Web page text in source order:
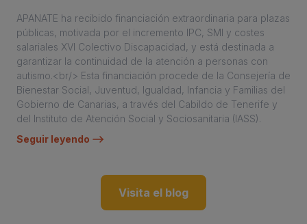
APANATE ha recibido financiación extraordinaria para plazas
públicas, motivada por el incremento IPC, SMI y costes
salariales XVI Colectivo Discapacidad, y está destinada a
garantizar la continuidad de la atención a personas con
autismo.<br/> Esta financiación procede de la Consejería de
Bienestar Social, Juventud, Igualdad, Infancia y Familias del
Gobierno de Canarias, a través del Cabildo de Tenerife y
del Instituto de Atención Social y Sociosanitaria (IASS).
Seguir leyendo
Visita el blog